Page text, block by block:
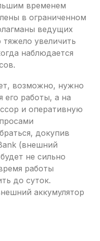
временем
в ограниченном
ведущих
увеличить
наблюдается
возможно, нужно
его работы, а на
и оперативную
докупив
(внешний
не сильно
работы
до суток.
аккумулятор